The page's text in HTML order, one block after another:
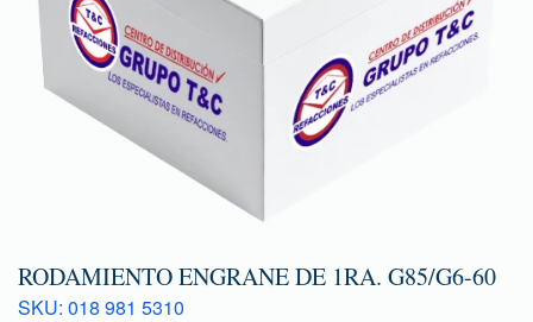
RODAMIENTO ENGRANE DE 1RA. G85/G6-60
SKU: 018 981 5310